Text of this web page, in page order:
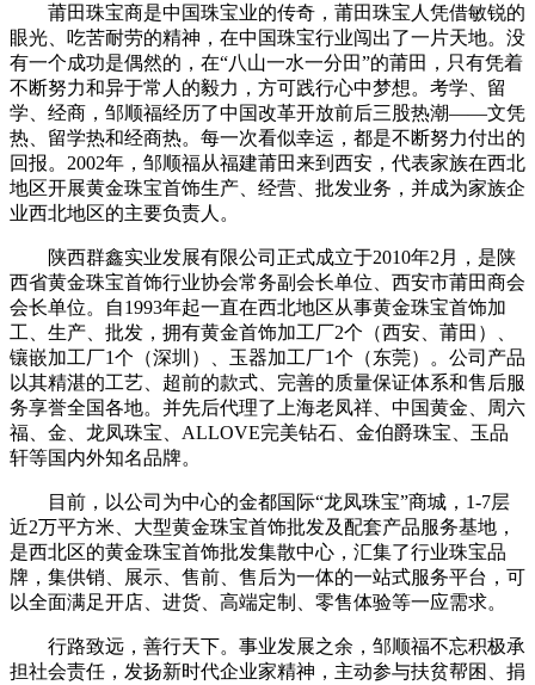
莆田珠宝商是中国珠宝业的传奇，莆田珠宝人凭借敏锐的
眼光、吃苦耐劳的精神，在中国珠宝行业闯出了一片天地。没
有一个成功是偶然的，在“八山一水一分田”的莆田，只有凭着
不断努力和异于常人的毅力，方可践行心中梦想。考学、留
学、经商，邹顺福经历了中国改革开放前后三股热潮——文凭
热、留学热和经商热。每一次看似幸运，都是不断努力付出的
回报。2002年，邹顺福从福建莆田来到西安，代表家族在西北
地区开展黄金珠宝首饰生产、经营、批发业务，并成为家族企
业西北地区的主要负责人。
陕西群鑫实业发展有限公司正式成立于2010年2月，是陕
西省黄金珠宝首饰行业协会常务副会长单位、西安市莆田商会
会长单位。自1993年起一直在西北地区从事黄金珠宝首饰加
工、生产、批发，拥有黄金首饰加工厂2个（西安、莆田）、
镶嵌加工厂1个（深圳）、玉器加工厂1个（东莞）。公司产品
以其精湛的工艺、超前的款式、完善的质量保证体系和售后服
务享誉全国各地。并先后代理了上海老凤祥、中国黄金、周六
福、金、龙凤珠宝、ALLOVE完美钻石、金伯爵珠宝、玉品
轩等国内外知名品牌。
目前，以公司为中心的金都国际“龙凤珠宝”商城，1-7层
近2万平方米、大型黄金珠宝首饰批发及配套产品服务基地，
是西北区的黄金珠宝首饰批发集散中心，汇集了行业珠宝品
牌，集供销、展示、售前、售后为一体的一站式服务平台，可
以全面满足开店、进货、高端定制、零售体验等一应需求。
行路致远，善行天下。事业发展之余，邹顺福不忘积极承
担社会责任，发扬新时代企业家精神，主动参与扶贫帮困、捐